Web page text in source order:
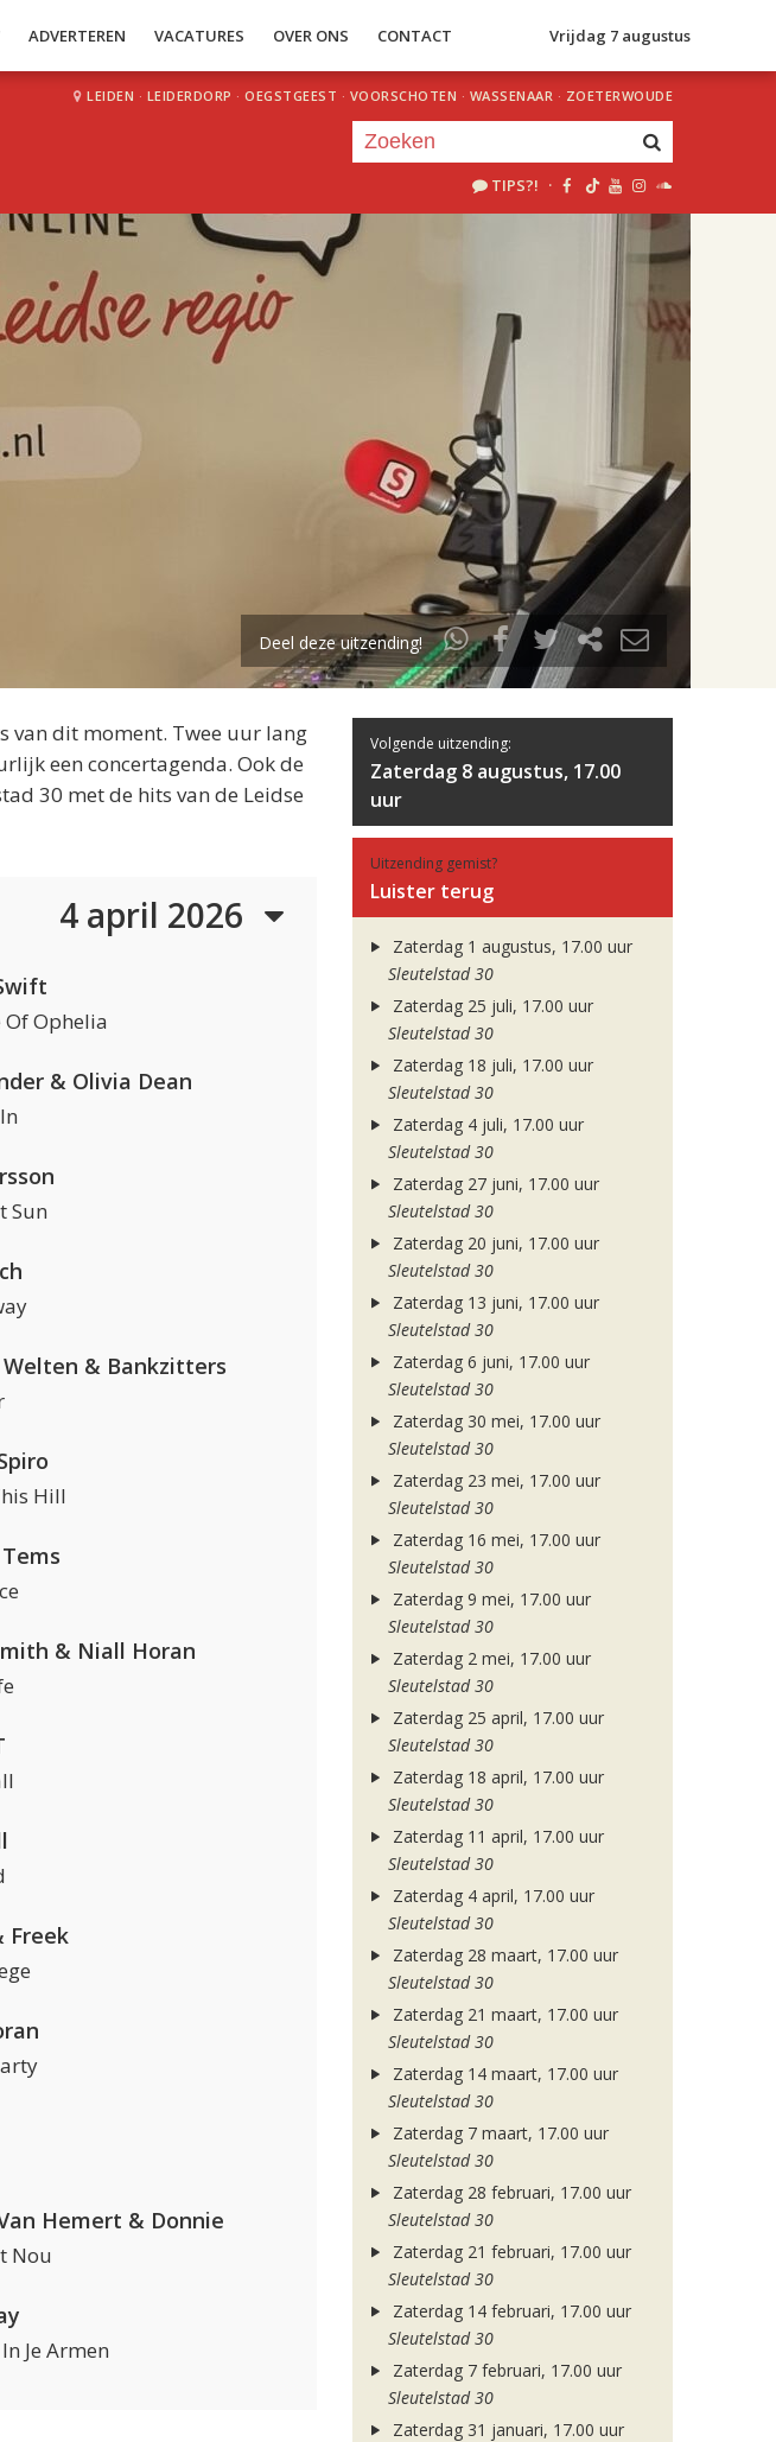
ADVERTEREN VACATURES OVER ONS CONTACT Vrijdag 7 augustus
LEIDEN · LEIDERDORP · OEGSTGEEST · VOORSCHOTEN · WASSENAAR · ZOETERWOUDE
TIPS?! ·
uur 1 van 2
Volgend uur
Deel deze uitzending!
van dit moment. Twee uur lang
een concertagenda. Ook de
30 met de hits van de Leidse
4 april 2026
Of Ophelia
& Olivia Dean
Sun
Welten & Bankzitters
Hill
& Niall Horan
Freek
Hemert & Donnie
Nou
Je Armen
Volgende uitzending:
Zaterdag 8 augustus, 17.00
uur
Uitzending gemist?
Luister terug
Zaterdag 1 augustus, 17.00 uur
Sleutelstad 30
Zaterdag 25 juli, 17.00 uur
Sleutelstad 30
Zaterdag 18 juli, 17.00 uur
Sleutelstad 30
Zaterdag 4 juli, 17.00 uur
Sleutelstad 30
Zaterdag 27 juni, 17.00 uur
Sleutelstad 30
Zaterdag 20 juni, 17.00 uur
Sleutelstad 30
Zaterdag 13 juni, 17.00 uur
Sleutelstad 30
Zaterdag 6 juni, 17.00 uur
Sleutelstad 30
Zaterdag 30 mei, 17.00 uur
Sleutelstad 30
Zaterdag 23 mei, 17.00 uur
Sleutelstad 30
Zaterdag 16 mei, 17.00 uur
Sleutelstad 30
Zaterdag 9 mei, 17.00 uur
Sleutelstad 30
Zaterdag 2 mei, 17.00 uur
Sleutelstad 30
Zaterdag 25 april, 17.00 uur
Sleutelstad 30
Zaterdag 18 april, 17.00 uur
Sleutelstad 30
Zaterdag 11 april, 17.00 uur
Sleutelstad 30
Zaterdag 4 april, 17.00 uur
Sleutelstad 30
Zaterdag 28 maart, 17.00 uur
Sleutelstad 30
Zaterdag 21 maart, 17.00 uur
Sleutelstad 30
Zaterdag 14 maart, 17.00 uur
Sleutelstad 30
Zaterdag 7 maart, 17.00 uur
Sleutelstad 30
Zaterdag 28 februari, 17.00 uur
Sleutelstad 30
Zaterdag 21 februari, 17.00 uur
Sleutelstad 30
Zaterdag 14 februari, 17.00 uur
Sleutelstad 30
Zaterdag 7 februari, 17.00 uur
Sleutelstad 30
Zaterdag 31 januari, 17.00 uur